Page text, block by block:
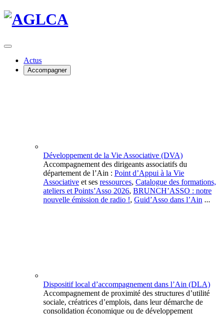
Actus
Accompagner
Développement de la Vie Associative (DVA)
Accompagnement des dirigeants associatifs du
département de l’Ain : Point d’Appui à la Vie
Associative et ses ressources, Catalogue des formations,
ateliers et Points’Asso 2026, BRUNCH’ASSO : notre
nouvelle émission de radio !, Guid’Asso dans l’Ain ...
Dispositif local d’accompagnement dans l’Ain (DLA)
Accompagnement de proximité des structures d’utilité
sociale, créatrices d’emplois, dans leur démarche de
consolidation économique ou de développement